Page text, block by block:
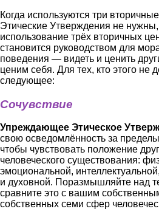
Когда используются три
Этические Утверждения не
использование трёх вторичных
становится руководством для
поведения ― видеть и ценить
ценим себя. Для тех, кто этого не
следующее:
Сочувствие
Упреждающее Этическое
свою осведомлённость за
чтобы чувствовать положение
человеческого существования:
эмоциональной,
и духовной. Поразмышляйте над
сравните это с вашим
собственных семи сфер